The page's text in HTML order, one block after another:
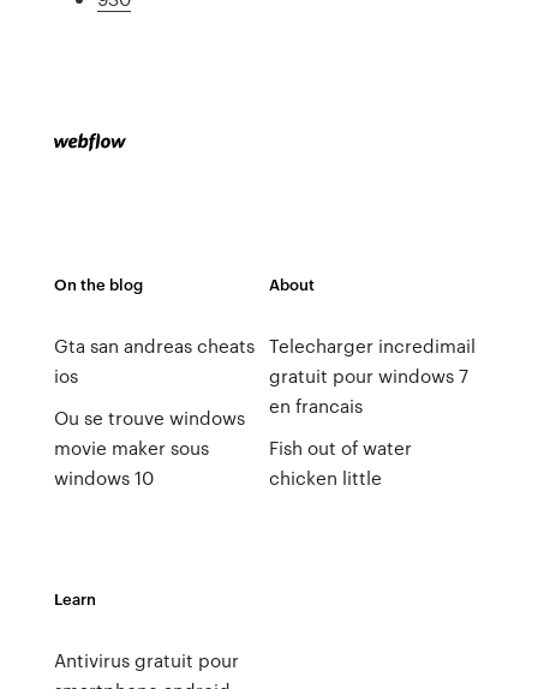
On the blog
Gta san andreas cheats
ios
Ou se trouve windows
movie maker sous
windows 10
About
Telecharger incredimail
gratuit pour windows 7
en francais
Fish out of water
chicken little
Learn
Antivirus gratuit pour